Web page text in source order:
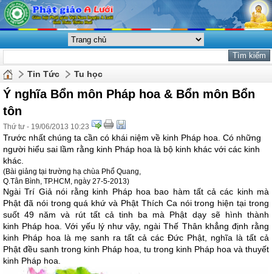
Tin Tức Tu học
Ý nghĩa Bổn môn Pháp hoa & Bổn môn Bổn
tôn
Thứ tư - 19/06/2013 10:23
Trước nhất chúng ta cần có khái niệm về kinh Pháp hoa. Có những
người hiểu sai lầm rằng kinh Pháp hoa là bộ kinh khác với các kinh
khác.
(Bài giảng tại trường hạ chùa Phổ Quang,
Q.Tân Bình, TP.HCM, ngày 27-5-2013)
Ngài Trí Giả nói rằng kinh Pháp hoa bao hàm tất cả các kinh mà
Phật đã nói trong quá khứ và Phật Thích Ca nói trong hiện tại trong
suốt 49 năm và rút tất cả tinh ba mà Phật dạy sẽ hình thành
kinh Pháp hoa. Với yếu lý như vậy, ngài Thế Thân khẳng định rằng
kinh Pháp hoa là mẹ sanh ra tất cả các Đức Phật, nghĩa là tất cả
Phật đều sanh trong kinh Pháp hoa, tu trong kinh Pháp hoa và thuyết
kinh Pháp hoa.